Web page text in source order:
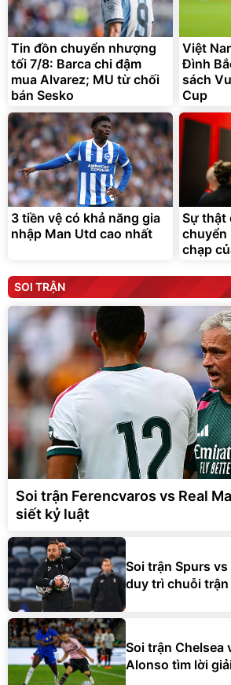
Tin đồn chuyển nhượng
tối 7/8: Barca chi đậm
mua Alvarez; MU từ chối
bán Sesko
Việt
Đình
sách
Cup
3 tiền vệ có khả năng gia
nhập Man Utd cao nhất
Sự thật
chuyển
chạp
SOI TRẬN
Soi trận Ferencvaros vs Real
siết kỷ luật
Soi trận Spurs
duy trì chuỗi trận
Soi trận Chelsea
Alonso tìm lời